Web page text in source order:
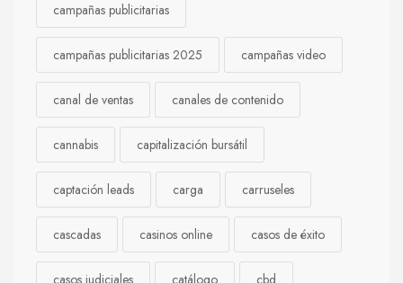
campañas publicitarias
campañas publicitarias 2025 campañas video
canal de ventas canales de contenido
cannabis capitalización bursátil
captación leads carga carruseles
cascadas casinos online casos de éxito
casos judiciales catálogo cbd